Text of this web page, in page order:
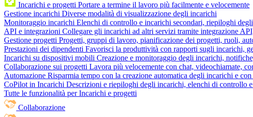
Incarichi e progetti Portare a termine il lavoro più facilmente e velocemente
Gestione incarichi Diverse modalità di visualizzazione degli incarichi
Monitoraggio incarichi Elenchi di controllo e incarichi secondari, riepiloghi
API e integrazioni Collegare gli incarichi ad altri servizi tramite integrazione
Gestione progetti Progetti, gruppi di lavoro, pianificazione dei progetti, ruoli,
Prestazioni dei dipendenti Favorisci la produttività con rapporti sugli incarichi,
Incarichi su dispositivi mobili Creazione e monitoraggio degli incarichi,
Collaborazione sui progetti Lavora più velocemente con chat, videochiamate,
Automazione Risparmia tempo con la creazione automatica degli incarichi e
CoPilot in Incarichi Descrizioni e riepiloghi degli incarichi, elenchi di controllo
Tutte le funzionalità per Incarichi e progetti
Collaborazione